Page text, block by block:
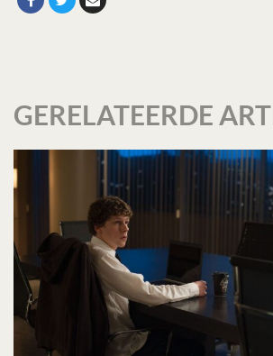
GERELATEERDE